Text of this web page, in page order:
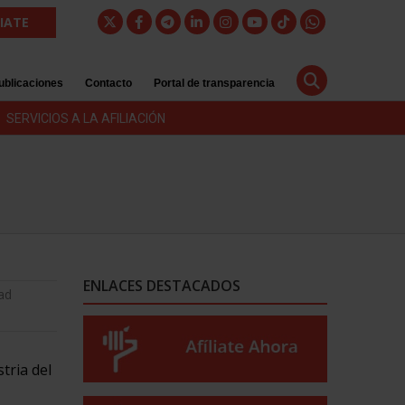
Contacto Portal de transparencia
SERVICIOS A LA AFILIACIÓN
del
ENLACES DESTACADOS